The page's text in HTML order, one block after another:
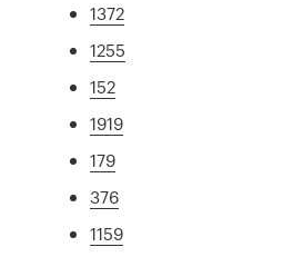
1372
1255
152
1919
179
376
1159